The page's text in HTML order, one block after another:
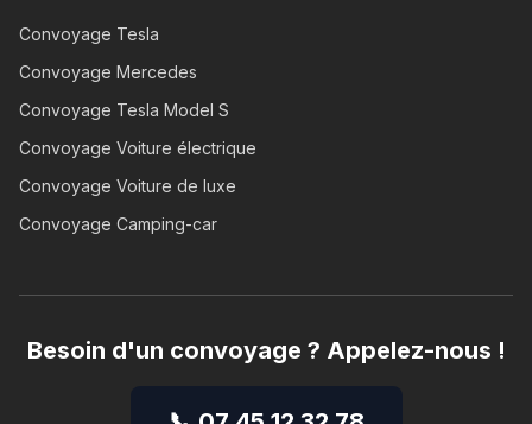
Convoyage Tesla
Convoyage Mercedes
Convoyage Tesla Model S
Convoyage Voiture électrique
Convoyage Voiture de luxe
Convoyage Camping-car
Besoin d'un convoyage ? Appelez-nous !